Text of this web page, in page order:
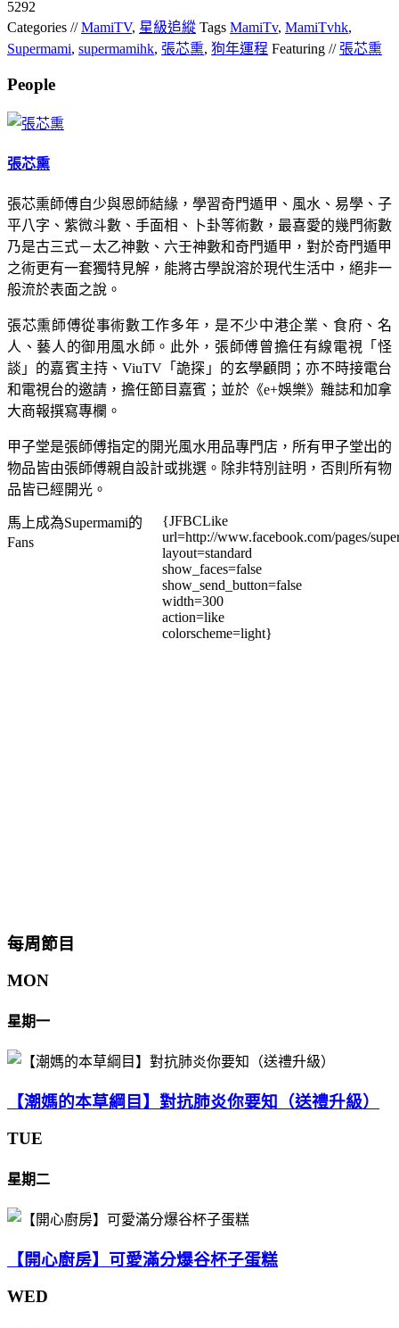
5292
Categories //MamiTV, 星級追縱 Tags MamiTv, MamiTvhk,
Supermami, supermamihk, 張芯熏, 狗年運程 Featuring // 張芯熏
People
張芯熏
張芯熏師傅自少與恩師結緣，學習奇門遁甲、風水、易學、子
平八字、紫微斗數、手面相、卜卦等術數，最喜愛的幾門術數
乃是古三式－太乙神數、六壬神數和奇門遁甲，對於奇門遁甲
之術更有一套獨特見解，能將古學說溶於現代生活中，絕非一
般流於表面之說。
張芯熏師傅從事術數工作多年，是不少中港企業、食府、名
人、藝人的御用風水師。此外，張師傅曾擔任有線電視「怪
談」的嘉賓主持、ViuTV「詭探」的玄學顧問；亦不時接電台
和電視台的邀請，擔任節目嘉賓；並於《e+娛樂》雜誌和加拿
大商報撰寫專欄。
甲子堂是張師傅指定的開光風水用品專門店，所有甲子堂出的
物品皆由張師傅親自設計或挑選。除非特別註明，否則所有物
品皆已經開光。
馬上成為Supermami的
Fans
{JFBCLike
url=http://www.facebook.com/pages/
layout=standard
show_faces=false
show_send_button=false
width=300
action=like
colorscheme=light}
每周節目
MON
星期一
【潮媽的本草綱目】對抗肺炎你要知（送禮升級）
TUE
星期二
【開心廚房】可愛滿分爆谷杯子蛋糕
WED